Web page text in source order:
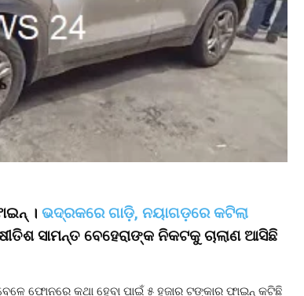
। ଭଦ୍ରକରେ ଗାଡ଼ି, ନୟାଗଡ଼ରେ କଟିଲା
ସାମନ୍ତ ବେହେରାଙ୍କ ନିକଟକୁ ଚାଲାଣ ଆସିଛି
ଫୋନରେ କଥା ହେବା ପାଇଁ ୫ ହଜାର ଟଙ୍କାର ଫାଇନ୍ କଟିଛି